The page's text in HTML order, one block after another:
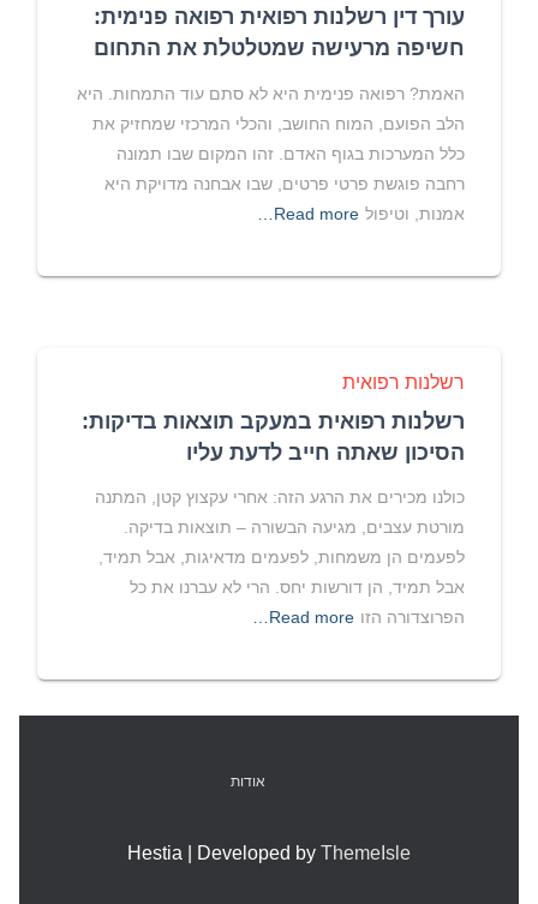
עורך דין רשלנות רפואית רפואה פנימית:
חשיפה מרעישה שמטלטלת את התחום
האמת? רפואה פנימית היא לא סתם עוד התמחות. היא
הלב הפועם, המוח החושב, והכלי המרכזי שמחזיק את
כלל המערכות בגוף האדם. זהו המקום שבו תמונה
רחבה פוגשת פרטי פרטים, שבו אבחנה מדויקת היא
אמנות, וטיפול Read more…
רשלנות רפואית
רשלנות רפואית במעקב תוצאות בדיקות:
הסיכון שאתה חייב לדעת עליו
כולנו מכירים את הרגע הזה: אחרי עקצוץ קטן, המתנה
מורטת עצבים, מגיעה הבשורה – תוצאות בדיקה.
לפעמים הן משמחות, לפעמים מדאיגות, אבל תמיד,
אבל תמיד, הן דורשות יחס. הרי לא עברנו את כל
הפרוצדורה הזו Read more…
אודות
Hestia | Developed by ThemeIsle